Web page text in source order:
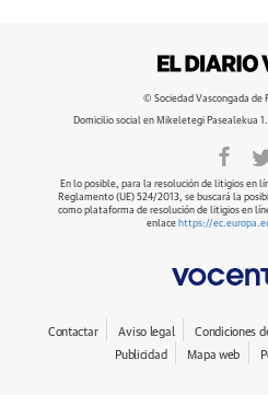
© Sociedad Vascongada de
Domicilio social en Mikeletegi Pasealekua
En lo posible, para la resolución de litigios en
Reglamento (UE) 524/2013, se buscará la
como plataforma de resolución de litigios en
enlace https://
Contactar Aviso legal Condiciones
Publicidad
Mapa web